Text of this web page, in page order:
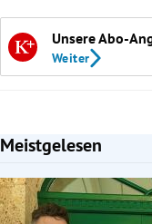
Unsere Abo-
Weiter
Meistgelesen
Slide 1 von 7